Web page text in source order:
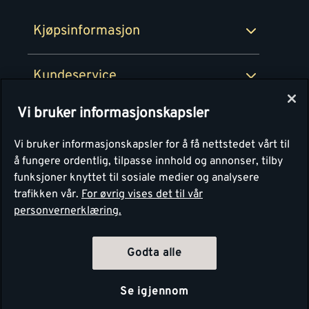
Kjøpsinformasjon
Kundeservice
Montér
Personvern
Vi bruker informasjonskapsler
Vi bruker informasjonskapsler for å få nettstedet vårt til
å fungere ordentlig, tilpasse innhold og annonser, tilby
funksjoner knyttet til sosiale medier og analysere
trafikken vår. For øvrig vises det til vår
personvernerklæring.
Godta alle
Se igjennom